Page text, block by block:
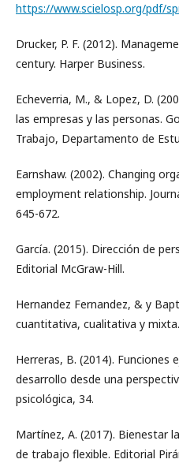
https://www.scielosp.org/pdf/
Drucker, P. F. (2012).
century. Harper Business.
Echeverria, M., & Lopez, D.
las empresas y las personas.
Trabajo, Departamento de
Earnshaw. (2002). Changing
employment relationship.
645-672.
García. (2015). Dirección de
Editorial McGraw-Hill.
Hernandez Fernandez, & y
cuantitativa, cualitativa y
Herreras, B. (2014). Funciones
desarrollo desde una
psicológica, 34.
Martínez, A. (2017). Bienestar
de trabajo flexible. Editorial